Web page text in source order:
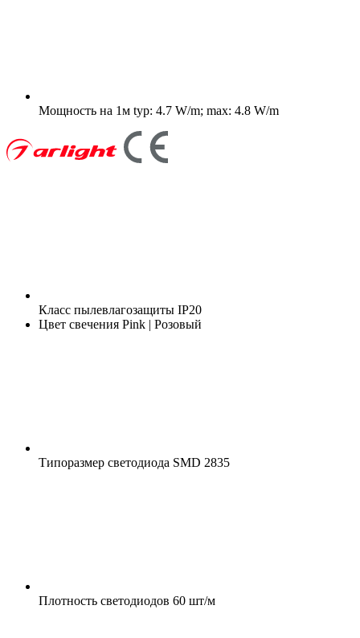
Мощность на 1м typ: 4.7 W/m; max: 4.8 W/m
Класс пылевлагозащиты IP20
Цвет свечения Pink | Розовый
Типоразмер светодиода SMD 2835
Плотность светодиодов 60 шт/м